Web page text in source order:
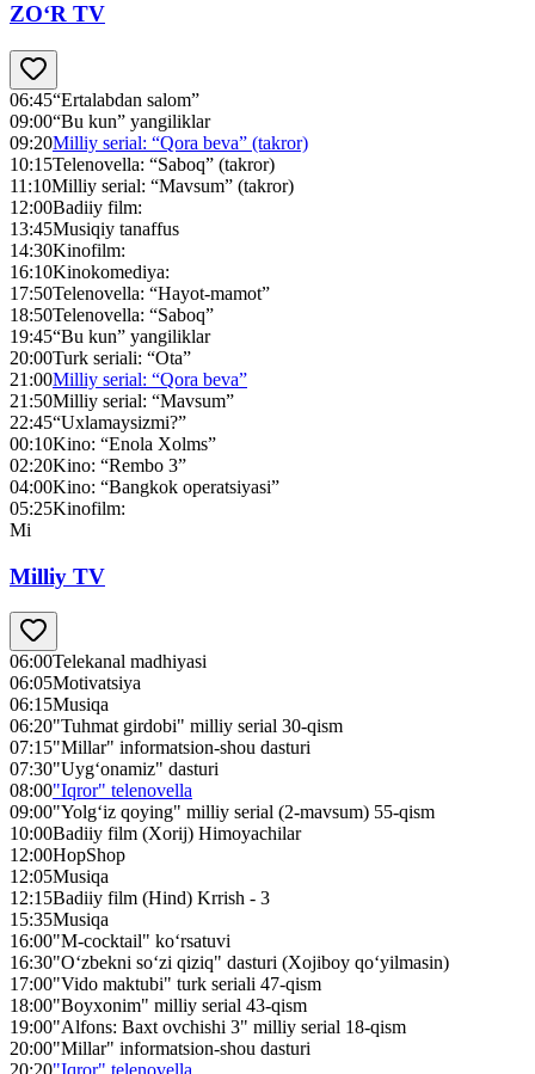
ZO‘R TV
06:45“Ertalabdan salom”
09:00“Bu kun” yangiliklar
09:20Milliy serial: “Qora beva” (takror)
10:15Telenovella: “Saboq” (takror)
11:10Milliy serial: “Mavsum” (takror)
12:00Badiiy film:
13:45Musiqiy tanaffus
14:30Kinofilm:
16:10Kinokomediya:
17:50Telenovella: “Hayot-mamot”
18:50Telenovella: “Saboq”
19:45“Bu kun” yangiliklar
20:00Turk seriali: “Ota”
21:00Milliy serial: “Qora beva”
21:50Milliy serial: “Mavsum”
22:45“Uxlamaysizmi?”
00:10Kino: “Enola Xolms”
02:20Kino: “Rembo 3”
04:00Kino: “Bangkok operatsiyasi”
05:25Kinofilm:
Mi
Milliy TV
06:00Telekanal madhiyasi
06:05Motivatsiya
06:15Musiqa
06:20"Tuhmat girdobi" milliy serial 30-qism
07:15"Millar" informatsion-shou dasturi
07:30"Uyg‘onamiz" dasturi
08:00"Iqror" telenovella
09:00"Yolg‘iz qoying" milliy serial (2-mavsum) 55-qism
10:00Badiiy film (Xorij) Himoyachilar
12:00HopShop
12:05Musiqa
12:15Badiiy film (Hind) Krrish - 3
15:35Musiqa
16:00"M-cocktail" ko‘rsatuvi
16:30"O‘zbekni so‘zi qiziq" dasturi (Xojiboy qo‘yilmasin)
17:00"Vido maktubi" turk seriali 47-qism
18:00"Boyxonim" milliy serial 43-qism
19:00"Alfons: Baxt ovchishi 3" milliy serial 18-qism
20:00"Millar" informatsion-shou dasturi